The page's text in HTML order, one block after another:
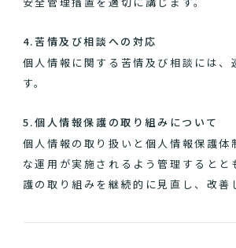
4.苦情及び相談への対応
個人情報に関する苦情及び相談には、
す。
5.個人情報保護の取り組みについて
個人情報の取り扱いと個人情報保護体
な運用が実施されるよう管理するとと
護の取り組みを継続的に見直し、改善